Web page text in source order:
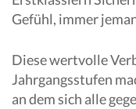
Gefühl, immer
Diese wertvolle
Jahrgangsstufen
an dem sich alle